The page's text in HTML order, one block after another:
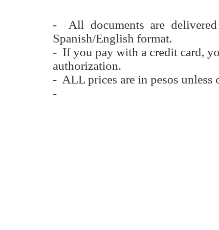
- All documents are
Spanish/English format.
- If you pay with a credit card,
authorization.
- ALL prices are in pesos unless
-